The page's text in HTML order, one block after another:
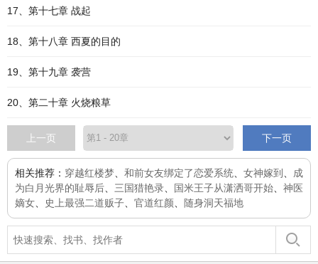
17、第十七章 战起
18、第十八章 西夏的目的
19、第十九章 袭营
20、第二十章 火烧粮草
上一页 下一页
相关推荐： 穿越红楼梦 和前女友绑定了恋爱系统 女神嫁到
成
为白月光界的耻辱后
三国猎艳录 国米王子从潇洒哥开始
神医
嫡女
史上最强二道贩子 官道红颜 随身洞天福地